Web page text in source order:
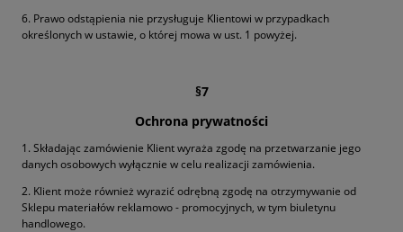
6. Prawo odstąpienia nie przysługuje Klientowi w przypadkach
określonych w ustawie, o której mowa w ust. 1 powyżej.
§7
Ochrona prywatności
1. Składając zamówienie Klient wyraża zgodę na przetwarzanie jego
danych osobowych wyłącznie w celu realizacji zamówienia.
2. Klient może również wyrazić odrębną zgodę na otrzymywanie od
Sklepu materiałów reklamowo - promocyjnych, w tym biuletynu
handlowego.